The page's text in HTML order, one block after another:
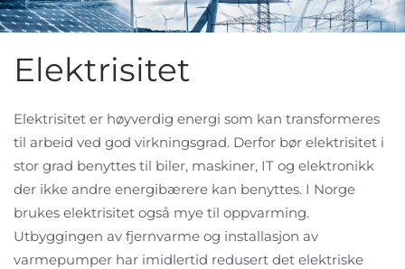
Elektrisitet
Elektrisitet er høyverdig energi som kan transformeres
til arbeid ved god virkningsgrad. Derfor bør elektrisitet i
stor grad benyttes til biler, maskiner, IT og elektronikk
der ikke andre energibærere kan benyttes. I Norge
brukes elektrisitet også mye til oppvarming.
Utbyggingen av fjernvarme og installasjon av
varmepumper har imidlertid redusert det elektriske